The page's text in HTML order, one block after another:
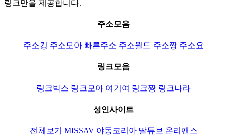
링크만을 제공합니다.
주소모음
주소킹 주소모아 빠른주소 주소월드 주소짱 주소요
링크모음
링크박스 링크모아 여기여 링크짱 링크나라
성인사이트
전체보기 MISSAV 야동코리아 딸튜브 온리팬스